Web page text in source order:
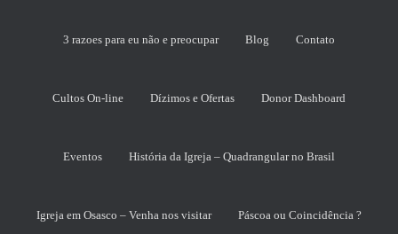
3 razoes para eu não e preocupar Blog Contato
Cultos On-line Dízimos e Ofertas Donor Dashboard
Eventos História da Igreja – Quadrangular no Brasil
Igreja em Osasco – Venha nos visitar Páscoa ou Coincidência ?